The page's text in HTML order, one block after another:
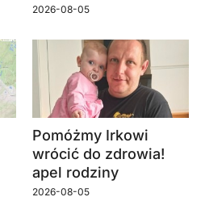
2026-08-05
Pomóżmy Irkowi
wrócić do zdrowia!
apel rodziny
2026-08-05